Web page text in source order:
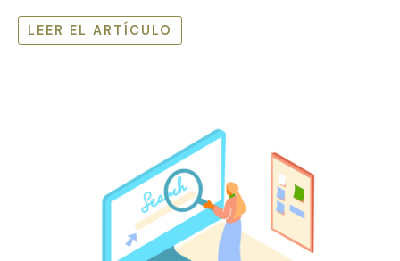
LEER EL ARTÍCULO